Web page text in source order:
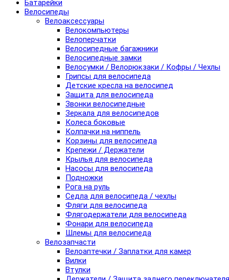
Батарейки
Велосипеды
Велоаксессуары
Велокомпьютеры
Велоперчатки
Велосипедные багажники
Велосипедные замки
Велосумки / Велорюкзаки / Кофры / Чехлы
Грипсы для велосипеда
Детские кресла на велосипед
Защита для велосипеда
Звонки велосипедные
Зеркала для велосипедов
Колеса боковые
Колпачки на ниппель
Корзины для велосипеда
Крепежи / Держатели
Крылья для велосипеда
Насосы для велосипеда
Подножки
Рога на руль
Седла для велосипеда / чехлы
Фляги для велосипеда
Флягодержатели для велосипеда
Фонари для велосипеда
Шлемы для велосипеда
Велозапчасти
Велоаптечки / Заплатки для камер
Вилки
Втулки